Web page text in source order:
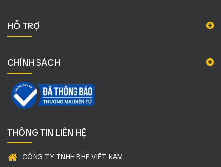
HỖ TRỢ
CHÍNH SÁCH
THÔNG TIN LIÊN HỆ
CÔNG TY TNHH BHF VIỆT NAM